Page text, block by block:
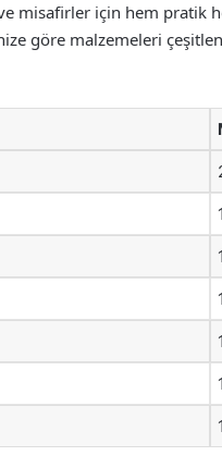
misafirler için hem pratik
göre malzemeleri